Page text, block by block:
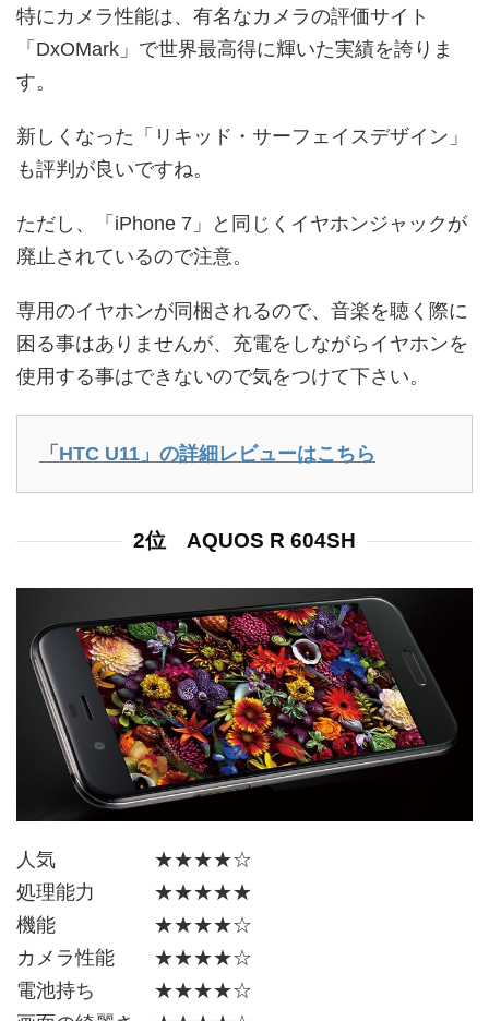
特にカメラ性能は、有名なカメラの評価サイト
「DxOMark」で世界最高得に輝いた実績を誇りま
す。
新しくなった「リキッド・サーフェイスデザイン」
も評判が良いですね。
ただし、「iPhone 7」と同じくイヤホンジャックが
廃止されているので注意。
専用のイヤホンが同梱されるので、音楽を聴く際に
困る事はありませんが、充電をしながらイヤホンを
使用する事はできないので気をつけて下さい。
「HTC U11」の詳細レビューはこちら
2位 AQUOS R 604SH
人気 ★★★★☆
処理能力 ★★★★★
機能 ★★★★☆
カメラ性能 ★★★★☆
電池持ち ★★★★☆